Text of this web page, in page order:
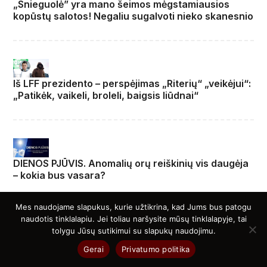
„Snieguolė” yra mano šeimos mėgstamiausios
kopūstų salotos! Negaliu sugalvoti nieko skanesnio
Iš LFF prezidento – perspėjimas „Riterių“ „veikėjui“:
„Patikėk, vaikeli, broleli, baigsis liūdnai“
DIENOS PJŪVIS. Anomalių orų reiškinių vis daugėja
– kokia bus vasara?
Kokia yra įprasta
pulso norma ir
next
Ką valgyti, kai skauda
inkstus: gydytojų patarimai
Mes naudojame slapukus, kurie užtikrina, kad Jums bus patogu
naudotis tinklalapiu. Jei toliau naršysite mūsų tinklalapyje, tai
tolygu Jūsų sutikimui su slapukų naudojimu.
Gerai
Privatumo politika